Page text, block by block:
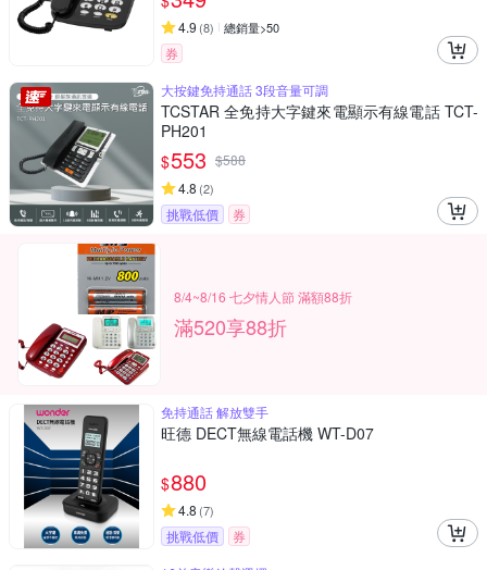
4.9 (8) 總銷量>50
券
大按鍵免持通話 3段音量可調
TCSTAR 全免持大字鍵來電顯示有線電話 TCT-
PH201
$553 $588
4.8 (2)
挑戰低價 券
8/4~8/16 七夕情人節 滿額88折
滿520享88折
免持通話 解放雙手
旺德 DECT無線電話機 WT-D07
$880
4.8 (7)
挑戰低價
券